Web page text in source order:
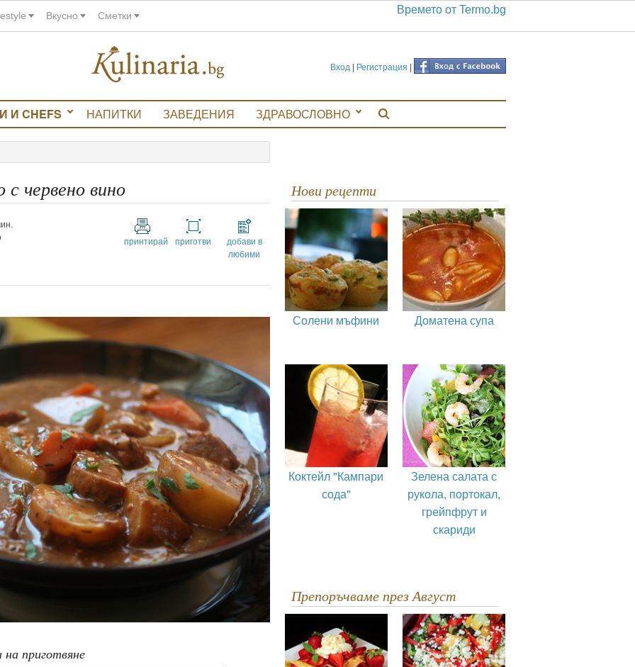
Вкусно Сметки Времето от Termo.bg
Вход | Регистрация |
И CHEFS НАПИТКИ ЗАВЕДЕНИЯ ЗДРАВОСЛОВНО
червено вино
принтирай приготви
добави в
любими
на приготвяне
Нови рецепти
Солени мъфини Доматена супа
Коктейл "Кампари
сода"
Зелена салата с
рукола, портокал,
грейпфрут и
скариди
Препоръчваме през Август